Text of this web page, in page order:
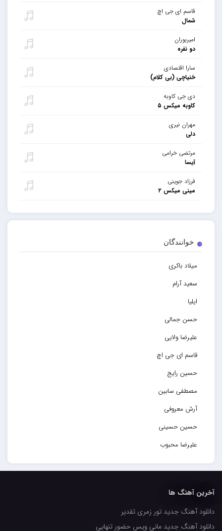
قاسم ای جی اچ
شمال
امیربوران
دو نفره
سارا اقتصادی
خنیاچی (بی کلام)
دی جی کاوبه
کاوبه میکس ۵
مهران نیری
دلی
مرتضی خرامی
آیسا
فرزاد جوینی
مینی میکس ۲
خوانندگان
میلاد باکری
سعید آرام
ایلیا
حسن جمالی
علیرضا ولایی
قاسم ای جی اچ
حسین رایج
مصطفی سابین
آرش معروفی
حسین حسینی
علیرضا محبوب
حسین حصارکی
کاپیتان
مجید رضوی
آخرین آهنگ ها
دانلود آهنگ جدید تور زمری تقدیر
دانلود آهنگ جدید مانی ویس حضور تنهایی